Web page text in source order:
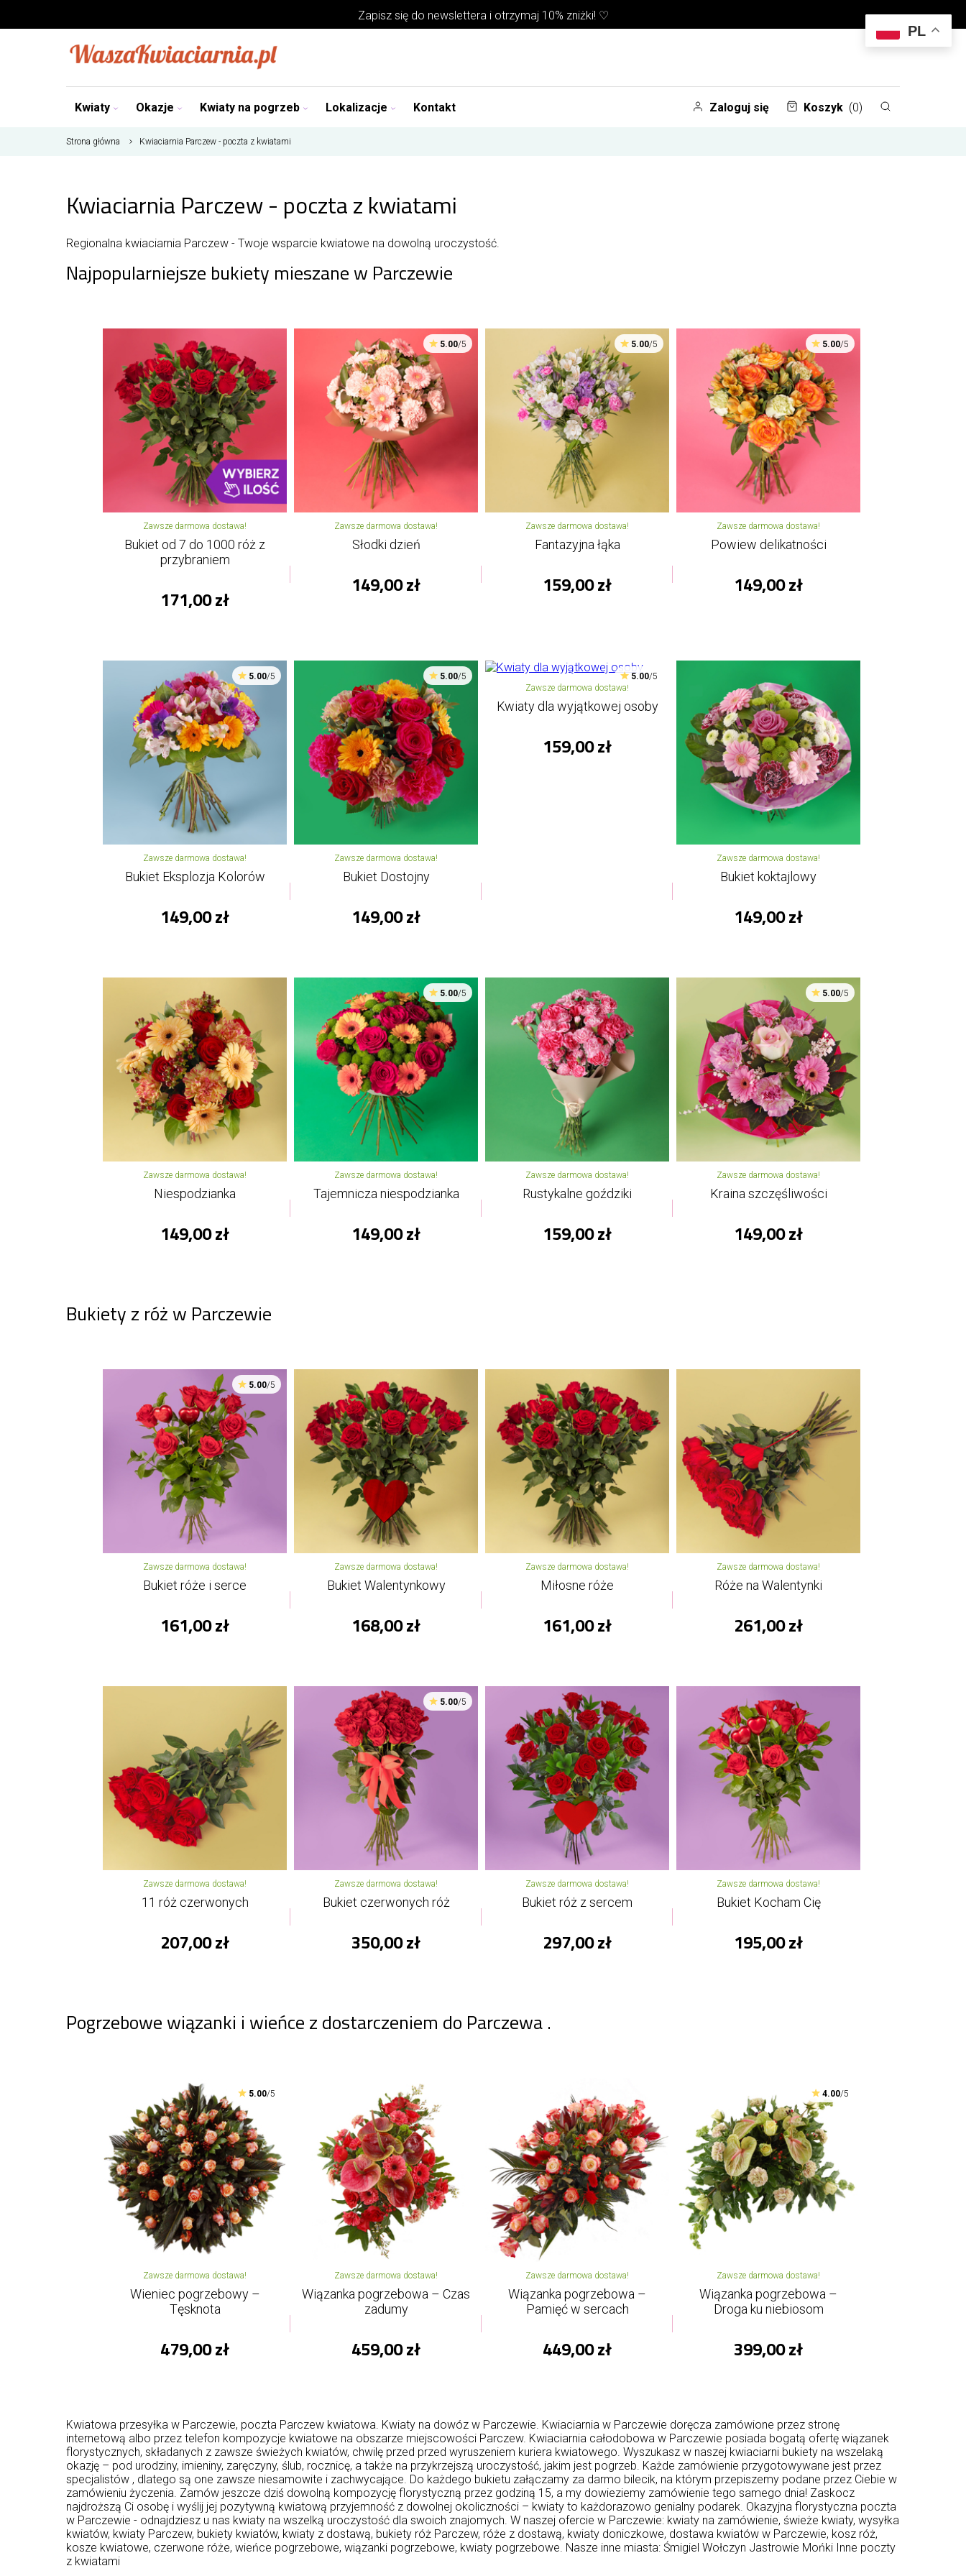
Zapisz się do newsletterai otrzymaj 10% zniżki! ♡
Kwiaty Okazje Kwiaty na pogrzeb Lokalizacje Kontakt Zaloguj się Koszyk (0)
Strona główna Kwiaciarnia Parczew - poczta z kwiatami
Kwiaciarnia Parczew - poczta z kwiatami
Regionalna kwiaciarnia Parczew - Twoje wsparcie kwiatowe na dowolną uroczystość.
Najpopularniejsze bukiety mieszane w Parczewie
Zawsze darmowa dostawa!
Bukiet od 7 do 1000 róż z
przybraniem
171,00 zł
5.00/5
Zawsze darmowa dostawa!
Słodki dzień
149,00 zł
5.00/5
Zawsze darmowa dostawa!
Fantazyjna łąka
159,00 zł
5.00/5
Zawsze darmowa dostawa!
Powiew delikatności
149,00 zł
5.00/5
Zawsze darmowa dostawa!
Bukiet Eksplozja Kolorów
149,00 zł
5.00/5
Zawsze darmowa dostawa!
Bukiet Dostojny
149,00 zł
5.00/5
Zawsze darmowa dostawa!
Kwiaty dla wyjątkowej osoby
159,00 zł
Zawsze darmowa dostawa!
Bukiet koktajlowy
149,00 zł
Zawsze darmowa dostawa!
Niespodzianka
149,00 zł
5.00/5
Zawsze darmowa dostawa!
Tajemnicza niespodzianka
149,00 zł
Zawsze darmowa dostawa!
Rustykalne goździki
159,00 zł
5.00/5
Zawsze darmowa dostawa!
Kraina szczęśliwości
149,00 zł
Bukiety z róż w Parczewie
5.00/5
Zawsze darmowa dostawa!
Bukiet róże i serce
161,00 zł
Zawsze darmowa dostawa!
Bukiet Walentynkowy
168,00 zł
Zawsze darmowa dostawa!
Miłosne róże
161,00 zł
Zawsze darmowa dostawa!
Róże na Walentynki
261,00 zł
Zawsze darmowa dostawa!
11 róż czerwonych
207,00 zł
5.00/5
Zawsze darmowa dostawa!
Bukiet czerwonych róż
350,00 zł
Zawsze darmowa dostawa!
Bukiet róż z sercem
297,00 zł
Zawsze darmowa dostawa!
Bukiet Kocham Cię
195,00 zł
Pogrzebowe wiązanki i wieńce z dostarczeniem do Parczewa .
5.00/5
Zawsze darmowa dostawa!
Wieniec pogrzebowy –
Tęsknota
479,00 zł
Zawsze darmowa dostawa!
Wiązanka pogrzebowa – Czas
zadumy
459,00 zł
Zawsze darmowa dostawa!
Wiązanka pogrzebowa –
Pamięć w sercach
449,00 zł
4.00/5
Zawsze darmowa dostawa!
Wiązanka pogrzebowa –
Droga ku niebiosom
399,00 zł
Kwiatowa przesyłka w Parczewie, poczta Parczew kwiatowa. Kwiaty na dowóz w Parczewie. Kwiaciarnia w Parczewie doręcza zamówione przez stronę
internetową albo przez telefon kompozycje kwiatowe na obszarze miejscowości Parczew. Kwiaciarnia całodobowa w Parczewie posiada bogatą ofertę wiązanek
florystycznych, składanych z zawsze świeżych kwiatów, chwilę przed przed wyruszeniem kuriera kwiatowego. Wyszukasz w naszej kwiaciarni bukiety na wszelaką
okazję – pod urodziny, imieniny, zaręczyny, ślub, rocznicę, a także na przykrzejszą uroczystość, jakim jest pogrzeb. Każde zamówienie przygotowywane jest przez
specjalistów , dlatego są one zawsze niesamowite i zachwycające. Do każdego bukietu załączamy za darmo bilecik, na którym przepiszemy podane przez Ciebie w
zamówieniu życzenia. Zamów jeszcze dziś dowolną kompozycję florystyczną przez godziną 15, a my dowieziemy zamówienie tego samego dnia! Zaskocz
najdroższą Ci osobę i wyślij jej pozytywną kwiatową przyjemność z dowolnej okoliczności – kwiaty to każdorazowo genialny podarek. Okazyjna florystyczna poczta
w Parczewie - odnajdziesz u nas kwiaty na wszelką uroczystość dla swoich znajomych. W naszej ofercie w Parczewie: kwiaty na zamówienie, świeże kwiaty, wysyłka
kwiatów, kwiaty Parczew, bukiety kwiatów, kwiaty z dostawą, bukiety róż Parczew, róże z dostawą, kwiaty doniczkowe, dostawa kwiatów w Parczewie, kosz róż,
kosze kwiatowe, czerwone róże, wieńce pogrzebowe, wiązanki pogrzebowe, kwiaty pogrzebowe. Nasze inne miasta: Śmigiel Wołczyn Jastrowie Mońki Inne poczty
z kwiatami
PL